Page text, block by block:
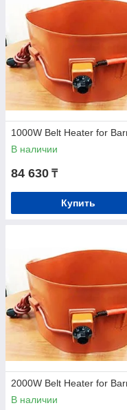
1000W Belt Heater for
В наличии
84 630 ₸
Купить
2000W Belt Heater for
В наличии